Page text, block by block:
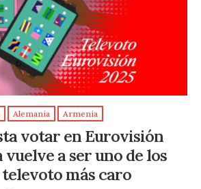
Alemania Armenia
votar en Eurovisión
vuelve a ser uno de los
televoto más caro